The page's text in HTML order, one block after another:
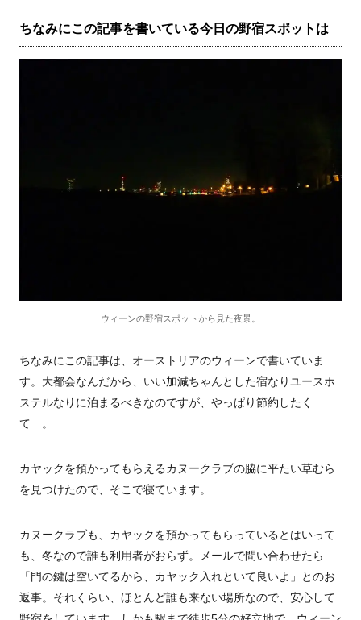
ちなみにこの記事を書いている今日の野宿スポットは
ウィーンの野宿スポットから見た夜景。
ちなみにこの記事は、オーストリアのウィーンで書いていま
す。大都会なんだから、いい加減ちゃんとした宿なりユースホ
ステルなりに泊まるべきなのですが、やっぱり節約したく
て…。
カヤックを預かってもらえるカヌークラブの脇に平たい草むら
を見つけたので、そこで寝ています。
カヌークラブも、カヤックを預かってもらっているとはいって
も、冬なので誰も利用者がおらず。メールで問い合わせたら
「門の鍵は空いてるから、カヤック入れといて良いよ」とのお
返事。それくらい、ほとんど誰も来ない場所なので、安心して